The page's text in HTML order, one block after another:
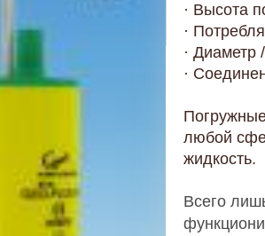
Заказать
· Высота
·
·
·
любой
жидкость.
Всего